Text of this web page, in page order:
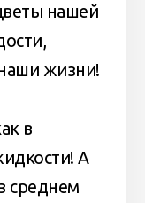
нашей
наши жизни!
в
А
среднем